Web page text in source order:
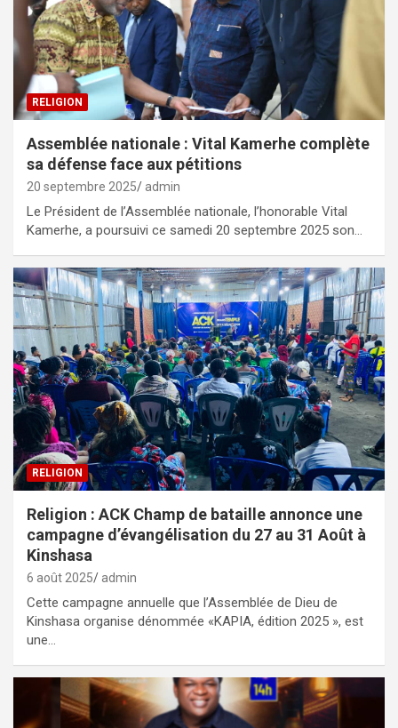
RELIGION
Assemblée nationale : Vital Kamerhe complète
sa défense face aux pétitions
20 septembre 2025 admin
Le Président de l’Assemblée nationale, l’honorable Vital
Kamerhe, a poursuivi ce samedi 20 septembre 2025 son…
RELIGION
Religion : ACK Champ de bataille annonce une
campagne d’évangélisation du 27 au 31 Août à
Kinshasa
6 août 2025 admin
Cette campagne annuelle que l’Assemblée de Dieu de
Kinshasa organise dénommée «KAPIA, édition 2025 », est
une…